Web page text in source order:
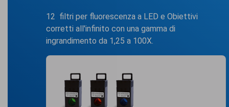
12 filtri per fluorescenza a LED e Obiettivi
corretti all'infinito con una gamma di
ingrandimento da 1,25 a 100X.